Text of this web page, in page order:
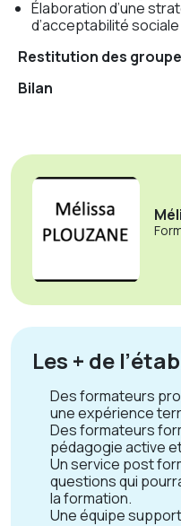
Élaboration d’une
d’acceptabilité sociale
Restitution des
Bilan
Les + de
Des formateurs
une expérience
Des formateurs
pédagogie active
Un service post
questions qui
la formation.
Une équipe